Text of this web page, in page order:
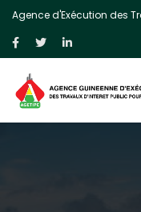
Agence d'Exécution des